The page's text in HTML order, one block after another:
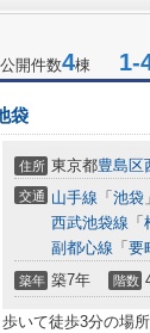
開件数4棟 1-
袋
住所 東京都豊島区
交通 山手線 「 池袋
西武池袋線 「
副都心線 「 要
築年 築7年 階数
歩いて徒歩3分の場